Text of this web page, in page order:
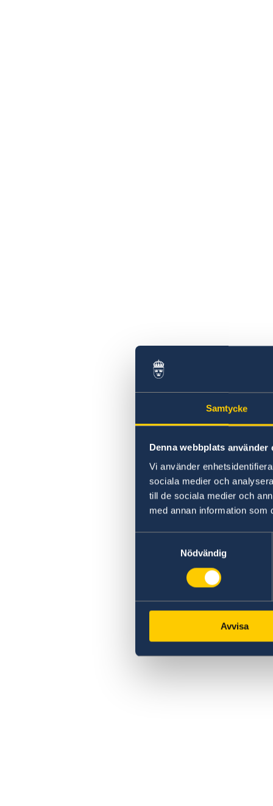
Samtycke
Denna webbplats använder
Vi använder
sociala medier och
till de sociala medier och
med annan information som
Nödvändig
Avvisa